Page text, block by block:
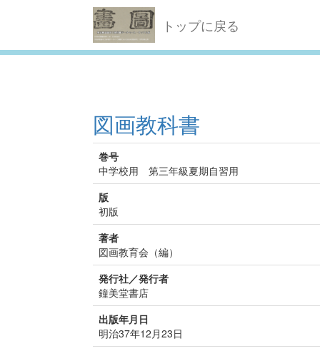
トップに戻る
図画教科書
巻号
中学校用 第三年級夏期自習用
版
初版
著者
図画教育会（編）
発行社／発行者
鐘美堂書店
出版年月日
明治37年12月23日